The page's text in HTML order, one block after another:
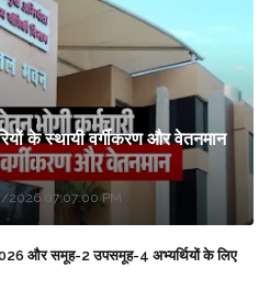
के स्थायी वर्गीकरण और वेतनमान
2026 07:07:00 PM
और समूह-2 उपसमूह-4 अभ्यर्थियों के लिए